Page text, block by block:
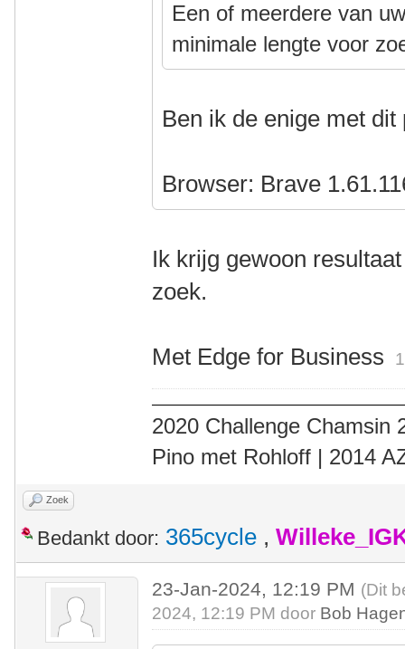
Een of meerdere van
minimale lengte voor
Ben ik de enige met dit
Browser: Brave
Ik krijg gewoon
zoek.
Met Edge for Business
2020 Challenge Chamsin
Pino met Rohloff | 2014
Zoek
Bedankt door: 365cycle ,
23-Jan-2024, 12:19 PM (Dit
2024, 12:19 PM door Bob